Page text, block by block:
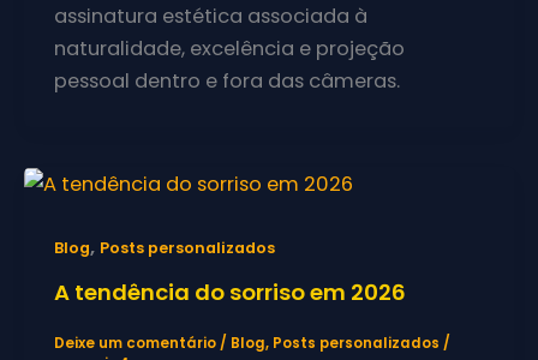
assinatura estética associada à
naturalidade, excelência e projeção
pessoal dentro e fora das câmeras.
Blog, Posts personalizados
A tendência do sorriso em 2026
Deixe um comentário / Blog, Posts personalizados /